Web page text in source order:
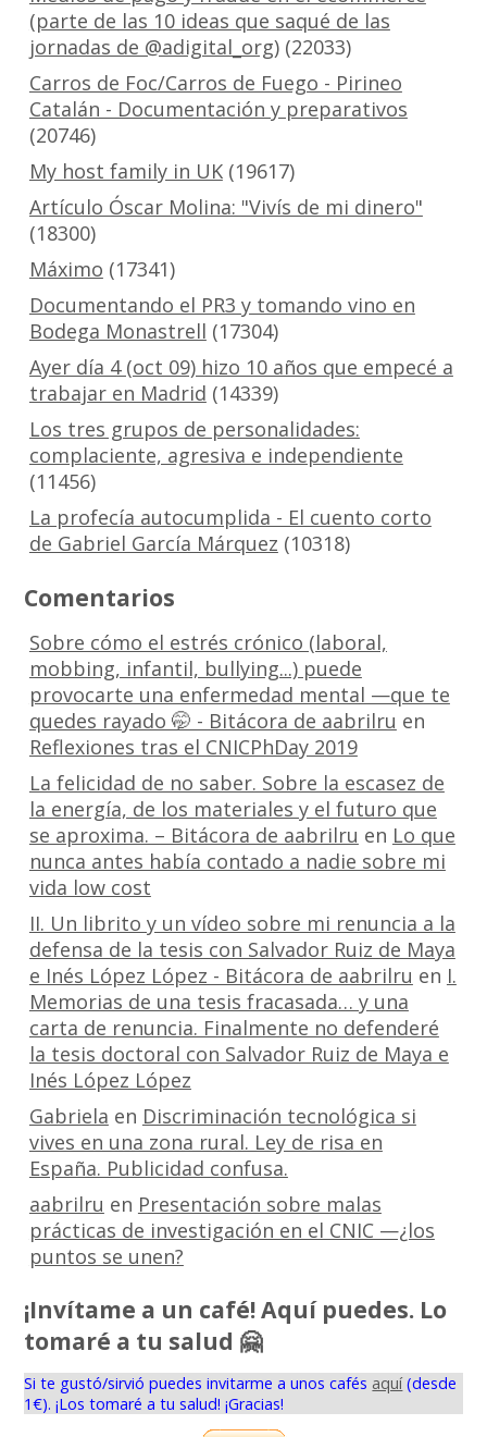
(parte de las 10 ideas que saqué de las
jornadas de @adigital_org)(22033)
Carros de Foc/Carros de Fuego - Pirineo
Catalán - Documentación y preparativos
(20746)
My host family in UK(19617)
Artículo Óscar Molina: "Vivís de mi dinero"
(18300)
Máximo (17341)
Documentando el PR3 y tomando vino en
Bodega Monastrell (17304)
Ayer día 4 (oct 09) hizo 10 años que empecé a
trabajar en Madrid (14339)
Los tres grupos de personalidades:
complaciente, agresiva e independiente
(11456)
La profecía autocumplida - El cuento corto
de Gabriel García Márquez (10318)
Comentarios
Sobre cómo el estrés crónico (laboral,
mobbing, infantil, bullying...) puede
provocarte una enfermedad mental —que te
quedes rayado 🤭 - Bitácora de aabrilru en
Reflexiones tras el CNICPhDay 2019
La felicidad de no saber. Sobre la escasez de
la energía, de los materiales y el futuro que
se aproxima. – Bitácora de aabrilru en Lo que
nunca antes había contado a nadie sobre mi
vida low cost
II. Un librito y un vídeo sobre mi renuncia a la
defensa de la tesis con Salvador Ruiz de Maya
e Inés López López - Bitácora de aabrilru en I.
Memorias de una tesis fracasada… y una
carta de renuncia. Finalmente no defenderé
la tesis doctoral con Salvador Ruiz de Maya e
Inés López López
Gabriela en Discriminación tecnológica si
vives en una zona rural. Ley de risa en
España. Publicidad confusa.
aabrilru en Presentación sobre malas
prácticas de investigación en el CNIC —¿los
puntos se unen?
¡Invítame a un café! Aquí puedes. Lo
tomaré a tu salud 🤗
Si te gustó/sirvió puedes invitarme a unos cafés aquí(desde
1€). ¡Los tomaré a tu salud! ¡Gracias!